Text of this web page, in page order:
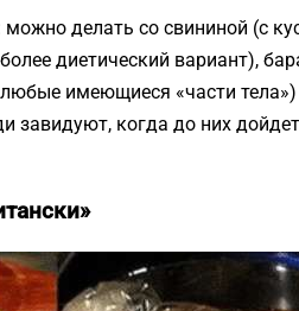
делать со свининой (с
диетический вариант),
имеющиеся «части
завидуют, когда до них